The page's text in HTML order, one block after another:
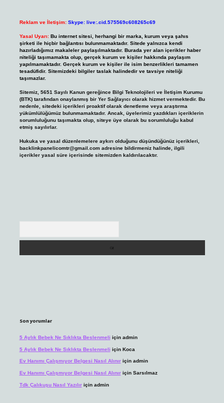
Reklam ve İletişim: Skype: live:.cid.575569c608265c69
Yasal Uyarı: Bu internet sitesi, herhangi bir marka, kurum veya şahıs
şirketi ile hiçbir bağlantısı bulunmamaktadır. Sitede yalnızca kendi
hazırladığımız makaleler paylaşılmaktadır. Burada yer alan içerikler haber
niteliği taşımamakta olup, gerçek kurum ve kişiler hakkında paylaşım
yapılmamaktadır. Gerçek kurum ve kişiler ile isim benzerlikleri tamamen
tesadüfidir. Sitemizdeki bilgiler taslak halindedir ve tavsiye niteliği
taşımazlar.
Sitemiz, 5651 Sayılı Kanun gereğince Bilgi Teknolojileri ve İletişim Kurumu
(BTK) tarafından onaylanmış bir Yer Sağlayıcı olarak hizmet vermektedir. Bu
nedenle, sitedeki içerikleri proaktif olarak denetleme veya araştırma
yükümlülüğümüz bulunmamaktadır. Ancak, üyelerimiz yazdıkları içeriklerin
sorumluluğunu taşımakta olup, siteye üye olarak bu sorumluluğu kabul
etmiş sayılırlar.
Hukuka ve yasal düzenlemelere aykırı olduğunu düşündüğünüz içerikleri,
backlinkpanelicomtr@gmail.comadresine bildirmeniz halinde, ilgili
içerikler yasal süre içerisinde sitemizden kaldırılacaktır.
Son yorumlar
5 Aylık Bebek Ne Sıklıkta Beslenmeli için admin
5 Aylık Bebek Ne Sıklıkta Beslenmeli için Koca
Ev Hanımı Çalışmıyor Belgesi Nasıl Alınıriçin admin
Ev Hanımı Çalışmıyor Belgesi Nasıl Alınıriçin Sarsılmaz
Tdk Çalıkuşu Nasıl Yazılıriçin admin